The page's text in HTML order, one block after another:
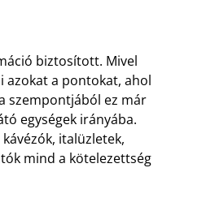
biztosított. Mivel
azokat a pontokat, ahol
szempontjából ez már
egységek irányába.
italüzletek,
mind a kötelezettség